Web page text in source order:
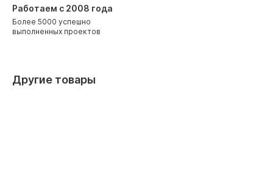
Работаем с 2008 года
Более 5000 успешно
выполненных проектов
Другие товары